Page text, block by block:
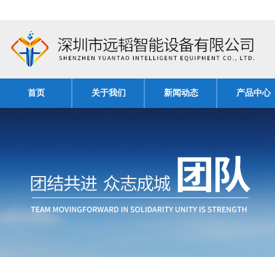
首页 关于我们 新闻动态 产品中心